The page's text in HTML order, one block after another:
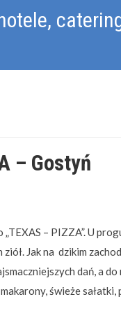
– Gostyń
„TEXAS – PIZZA”. U
ziół. Jak na dzikim
dań, a
świeże